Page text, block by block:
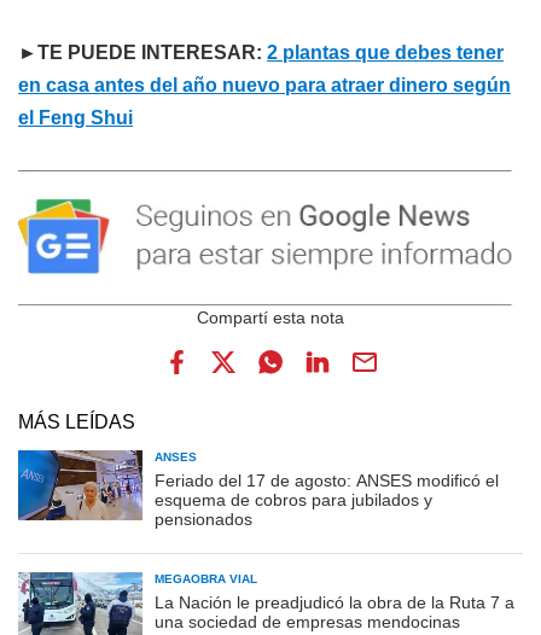
►TE PUEDE INTERESAR: 2 plantas que debes tener
en casa antes del año nuevo para atraer dinero según
el Feng Shui
MÁS LEÍDAS
ANSES
Feriado del 17 de agosto: ANSES modificó el
esquema de cobros para jubilados y
pensionados
MEGAOBRA VIAL
La Nación le preadjudicó la obra de la Ruta 7 a
una sociedad de empresas mendocinas